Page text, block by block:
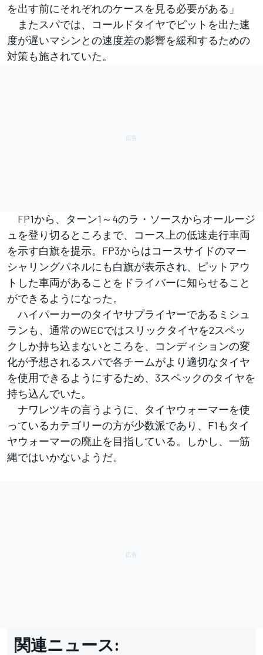
を出す前にそれぞれのケースを見る必要がある」
またスパでは、コールドタイヤでピットを出た速
度が遅いマシンとの速度差の影響を緩和するための
対策も施されていた。
FP1から、ターン1～4のラ・ソースからオールージ
ュを登り切るところまで、コース上の低速走行車両
を示す白旗を提示。FP3からはコースサイドのマー
シャリングパネルにも白旗が表示され、ピットアウ
トした車両があることをドライバーに知らせること
ができるようになった。
ハイパーカーのタイヤサプライヤーであるミシュ
ランも、通常のWECではスリックタイヤを2スペッ
クしか持ち込まないところを、コンディションの変
化が予想されるスパで各チームがより適切なタイヤ
を使用できるようにするため、3スペックのタイヤを
持ち込んでいた。
ナワレツキの言うように、タイヤウォーマーを使
っているカテゴリーの方が少数派であり、F1もタイ
ヤウォーマーの廃止を目指している。しかし、一筋
縄ではいかないようだ。
関連ニュース: